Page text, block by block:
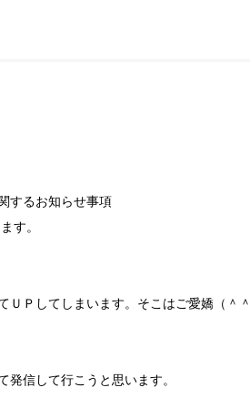
するお知らせ事項
す。
Ｐしてしまいます。そこはご愛嬌（＾＾
信して行こうと思います。